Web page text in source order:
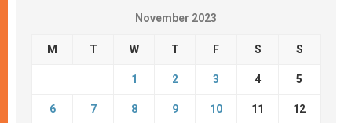
November 2023
M T W T F S S
1 2 3 4 5
6 7 8 9 10 11 12